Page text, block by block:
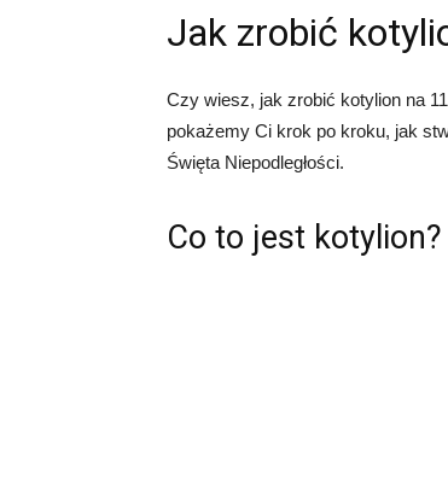
Jak zrobić
Czy wiesz, jak zrobić kotylion na
pokażemy Ci krok po kroku, jak
Święta Niepodległości.
Co to jest kotylion?